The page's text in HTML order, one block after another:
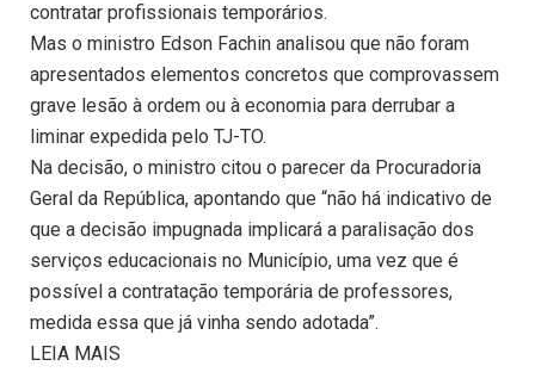
contratar profissionais temporários.
Mas o ministro Edson Fachin analisou que não foram
apresentados elementos concretos que comprovassem
grave lesão à ordem ou à economia para derrubar a
liminar expedida pelo TJ-TO.
Na decisão, o ministro citou o parecer da Procuradoria
Geral da República, apontando que “não há indicativo de
que a decisão impugnada implicará a paralisação dos
serviços educacionais no Município, uma vez que é
possível a contratação temporária de professores,
medida essa que já vinha sendo adotada”.
LEIA MAIS